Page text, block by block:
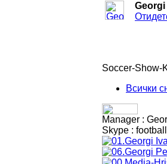
Soccer-Show-
Всички
Manager :
Skype :